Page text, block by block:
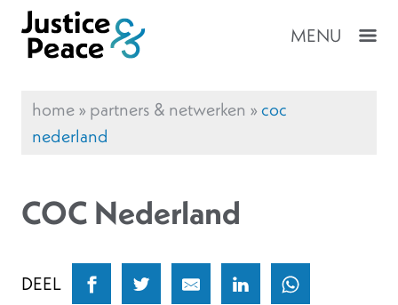
MENU
home»partners & netwerken »coc
nederland
COC Nederland
DEEL